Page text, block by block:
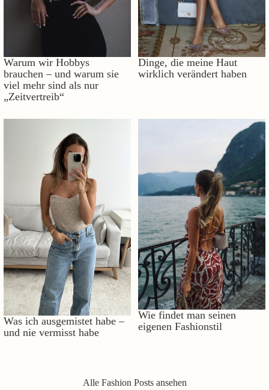
Warum wir Hobbys
brauchen – und warum sie
viel mehr sind als nur
„Zeitvertreib“
Dinge, die meine Haut
wirklich verändert haben
Was ich ausgemistet habe –
und nie vermisst habe
Wie findet man seinen
eigenen Fashionstil
Alle Fashion Posts ansehen